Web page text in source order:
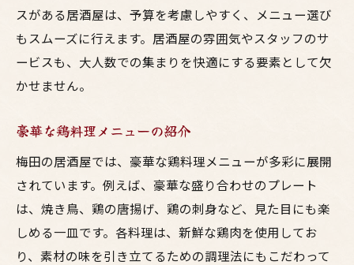
大人数の宴会に必要な設備
新鮮な鶏肉を使ったメニュー
居酒屋選びのポイント
鶏料理が美味しい梅田の居酒屋で大人数でも安
評判の良い鶏料理居酒屋
大人数で楽しむための事前準備
鶏料理のラインナップを紹介
飲み放題プランの選び方
予約時に確認すべきポイント
スがある居酒屋は、予算を考慮しやすく、メニュー選び
もスムーズに行えます。居酒屋の雰囲気やスタッフのサ
ービスも、大人数での集まりを快適にする要素として欠
かせません。
豪華な鶏料理メニューの紹介
梅田の居酒屋では、豪華な鶏料理メニューが多彩に展開
されています。例えば、豪華な盛り合わせのプレート
は、焼き鳥、鶏の唐揚げ、鶏の刺身など、見た目にも楽
しめる一皿です。各料理は、新鮮な鶏肉を使用してお
り、素材の味を引き立てるための調理法にもこだわって